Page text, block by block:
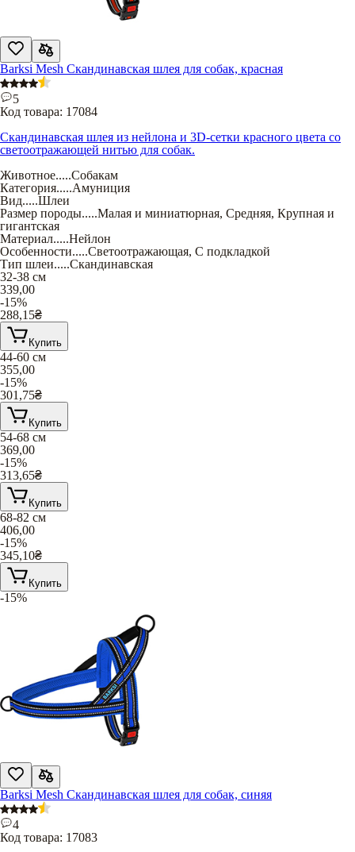
Barksi Mesh Скандинавская шлея для собак, красная
5
Код товара: 17084
Скандинавская шлея из нейлона и 3D-сетки красного цвета со
светоотражающей нитью для собак.
Животное.....Собакам
Категория.....Амуниция
Вид.....Шлеи
Размер породы.....Малая и миниатюрная, Средняя, Крупная и
гигантская
Материал.....Нейлон
Особенности.....Светоотражающая, С подкладкой
Тип шлеи.....Скандинавская
32-38 см
339,00
-15%
288,15₴
Купить
44-60 см
355,00
-15%
301,75₴
Купить
54-68 см
369,00
-15%
313,65₴
Купить
68-82 см
406,00
-15%
345,10₴
Купить
-15%
Barksi Mesh Скандинавская шлея для собак, синяя
4
Код товара: 17083